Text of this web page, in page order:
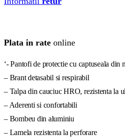
Plata in rate online
‘- Pantofi de protectie cu captuseala
– Brant detasabil si respirabil
– Talpa din cauciuc HRO, rezistenta la
– Aderenti si confortabili
– Bombeu din aluminiu
– Lamela rezistenta la perforare